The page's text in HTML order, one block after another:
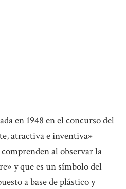
en 1948 en el concurso del
atractiva e inventiva»
al observar la
y que es un símbolo del
a base de plástico y